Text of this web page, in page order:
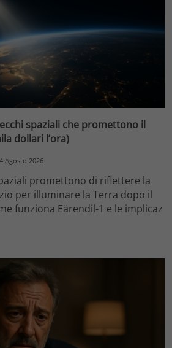
spaziali che promettono il
dollari l’ora)
4 Agosto 2026
promettono di riflettere la
per illuminare la Terra dopo il
funziona Eärendil-1 e le implicaz